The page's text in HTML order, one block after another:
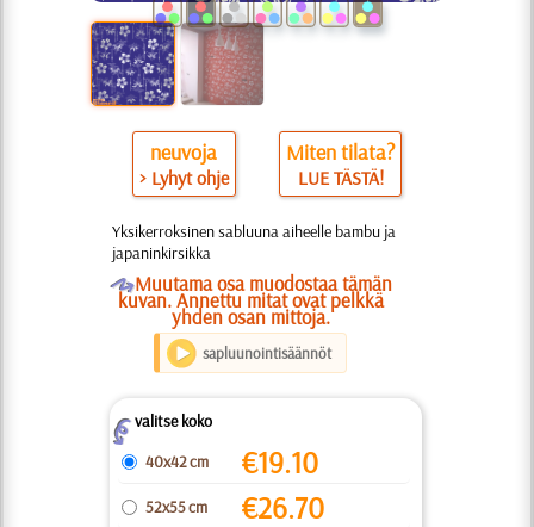
neuvoja
> Lyhyt ohje
Miten tilata?
LUE TÄSTÄ!
Yksikerroksinen sabluuna aiheelle bambu ja
japaninkirsikka
OMuutama osa muodostaa tämän
kuvan. Annettu mitat ovat pelkkä
yhden osan mittoja.
sapluunointisäännöt
Zvalitse koko
40x42 cm
€19.10
52x55 cm €26.70